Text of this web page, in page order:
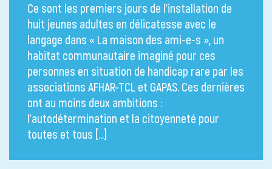
Ce sont les premiers jours de l’installation de
huit jeunes adultes en délicatesse avec le
langage dans « La maison des ami-e-s », un
habitat communautaire imaginé pour ces
personnes en situation de handicap rare par les
associations AFHAR-TCL et GAPAS. Ces dernières
ont au moins deux ambitions :
l’autodétermination et la citoyenneté pour
toutes et tous […]